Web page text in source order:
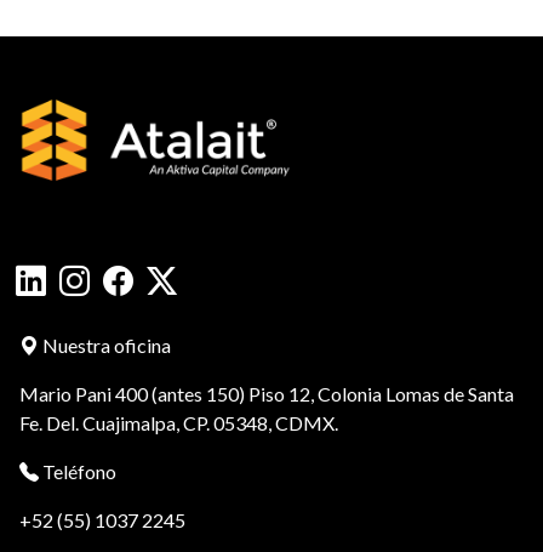
Nuestra oficina
Mario Pani 400 (antes 150) Piso 12, Colonia Lomas de Santa
Fe. Del. Cuajimalpa, CP. 05348, CDMX.
Teléfono
+52 (55) 1037 2245